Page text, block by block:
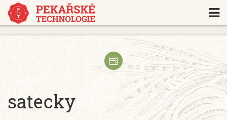
https://www.traditionrolex.com/18
satecky